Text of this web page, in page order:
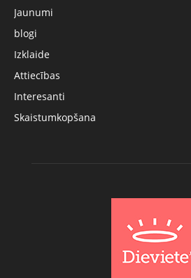
Jaunumi
blogi
Izklaide
Attiecības
Interesanti
Skaistumkopšana